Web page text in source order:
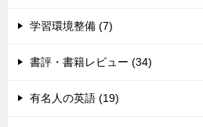
学習環境整備 (7)
書評・書籍レビュー (34)
有名人の英語 (19)